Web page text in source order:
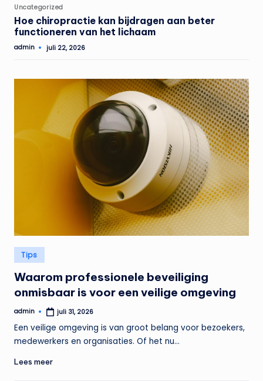
Geplaatst
in
Uncategorized
Hoe chiropractie kan bijdragen aan beter
functioneren van het lichaam
Geplaatst
admin juli 22, 2026
Geplaatst
in
Tips
Waarom professionele beveiliging
onmisbaar is voor een veilige omgeving
Geplaatst
admin juli 31, 2026
Een veilige omgeving is van groot belang voor bezoekers,
medewerkers en organisaties. Of het nu…
Lees meer